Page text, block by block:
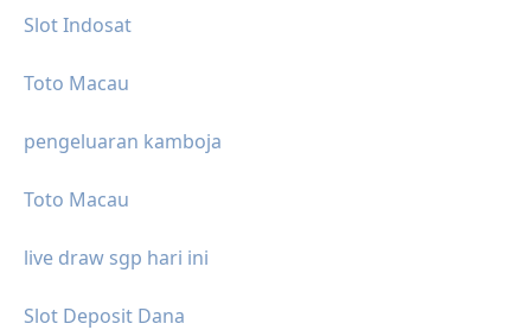
Slot Indosat
Toto Macau
pengeluaran kamboja
Toto Macau
live draw sgp hari ini
Slot Deposit Dana